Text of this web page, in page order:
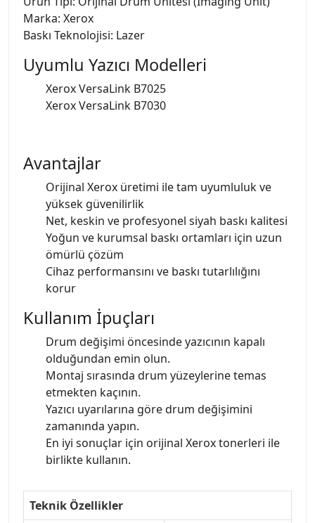
Marka: Xerox
Baskı Teknolojisi: Lazer
Uyumlu Yazıcı Modelleri
Xerox VersaLink B7025
Xerox VersaLink B7030
Avantajlar
Orijinal Xerox üretimi ile tam uyumluluk ve
yüksek güvenilirlik
Net, keskin ve profesyonel siyah baskı kalitesi
Yoğun ve kurumsal baskı ortamları için uzun
ömürlü çözüm
Cihaz performansını ve baskı tutarlılığını
korur
Kullanım İpuçları
Drum değişimi öncesinde yazıcının kapalı
olduğundan emin olun.
Montaj sırasında drum yüzeylerine temas
etmekten kaçının.
Yazıcı uyarılarına göre drum değişimini
zamanında yapın.
En iyi sonuçlar için orijinal Xerox tonerleri ile
birlikte kullanın.
Teknik Özellikler